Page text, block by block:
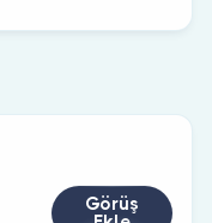
Görüş